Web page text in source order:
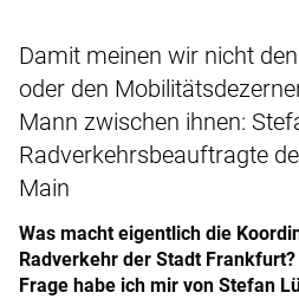
Damit meinen wir nicht
oder den
Mann zwischen ihnen:
Radverkehrsbeauftragte
Main
Was macht eigentlich die
Radverkehr der Stadt
Frage habe ich mir von Stefan